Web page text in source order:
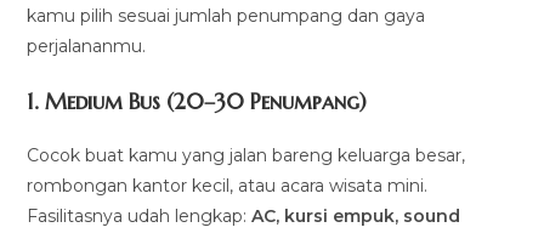
kamu pilih sesuai jumlah penumpang dan gaya
perjalananmu.
1. Medium Bus (20–30 Penumpang)
Cocok buat kamu yang jalan bareng keluarga besar,
rombongan kantor kecil, atau acara wisata mini.
Fasilitasnya udah lengkap:AC, kursi empuk, sound